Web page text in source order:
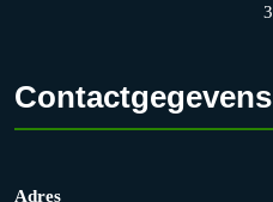
3
Contactgegevens
Adres